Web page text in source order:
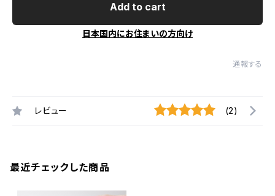
Add to cart
日本国内にお住まいの方向け
通報する
レビュー (2)
最近チェックした商品